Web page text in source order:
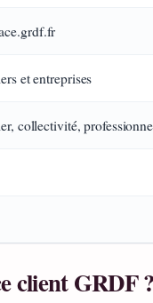
et entreprises
collectivité,
client GRDF